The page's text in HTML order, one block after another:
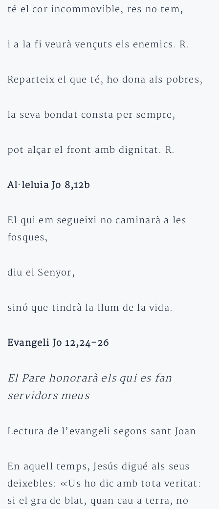
té el cor incommovible, res no tem,
i a la fi veurà vençuts els enemics. R.
Reparteix el que té, ho dona als pobres,
la seva bondat consta per sempre,
pot alçar el front amb dignitat. R.
Al·leluia Jo 8,12b
El qui em segueixi no caminarà a les
fosques,
diu el Senyor,
sinó que tindrà la llum de la vida.
Evangeli Jo 12,24-26
El Pare honorarà els qui es fan
servidors meus
Lectura de l’evangeli segons sant Joan
En aquell temps, Jesús digué als seus
deixebles: «Us ho dic amb tota veritat:
si el gra de blat, quan cau a terra, no